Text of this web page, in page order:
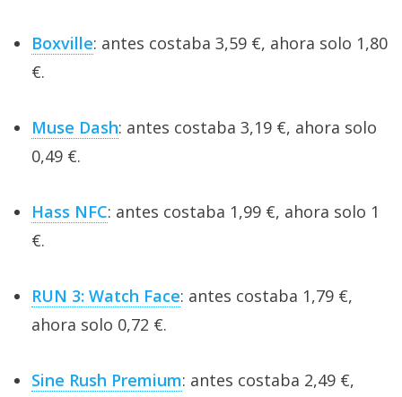
Boxville: antes costaba 3,59 €, ahora solo 1,80
€.
Muse Dash: antes costaba 3,19 €, ahora solo
0,49 €.
Hass NFC: antes costaba 1,99 €, ahora solo 1
€.
RUN 3: Watch Face: antes costaba 1,79 €,
ahora solo 0,72 €.
Sine Rush Premium: antes costaba 2,49 €,